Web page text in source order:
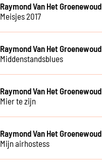
Raymond Van Het Groenewoud
Meisjes 2017
Raymond Van Het Groenewoud
Middenstandsblues
Raymond Van Het Groenewoud
Mier te zijn
Raymond Van Het Groenewoud
Mijn airhostess